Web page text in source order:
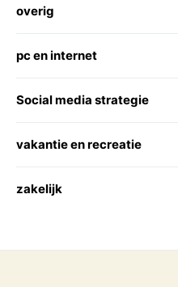
overig
pc en internet
Social media strategie
vakantie en recreatie
zakelijk